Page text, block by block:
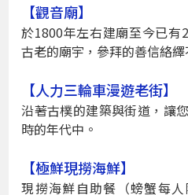
【觀音廟】
於1800年左右建廟至今已
古老的廟宇，參拜的善信絡繹
【人力三輪車漫遊老街】
沿著古樸的建築與街道，讓
時的年代中。
【極鮮現撈海鮮】
現撈海鮮自助餐（螃蟹每